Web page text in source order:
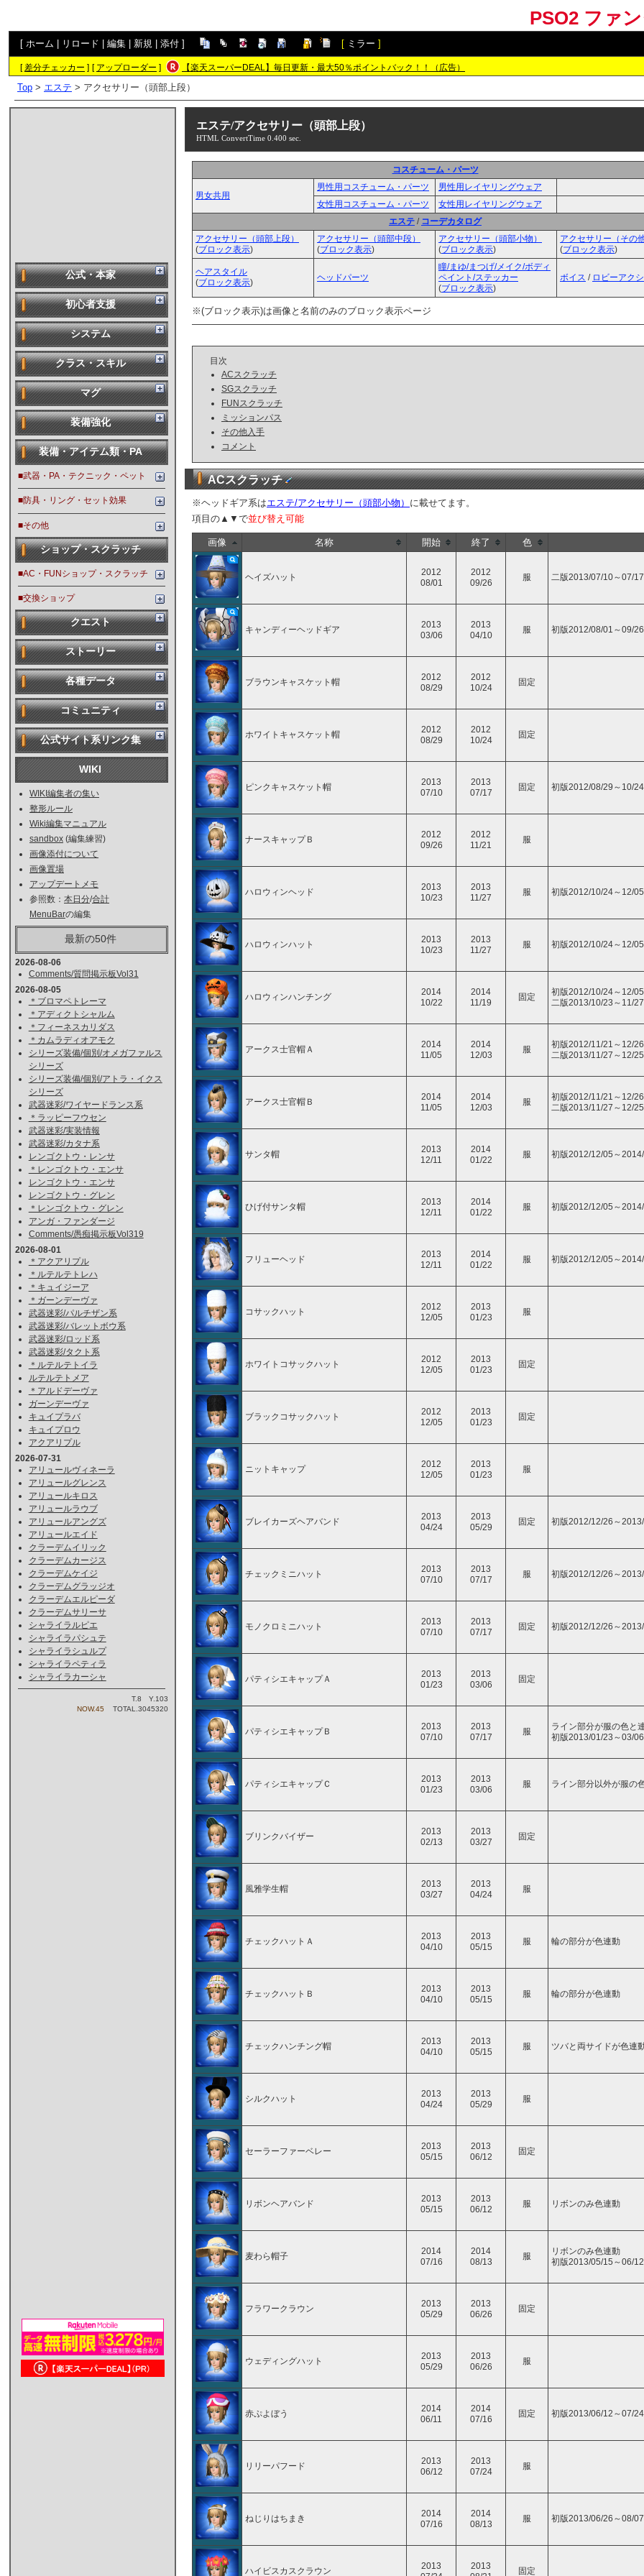
PSO2 ファ
[ ホーム リロード 編集 新規 添付 ] [ ミラー ]
[差分チェッカー ] [ アップローダー ] 【楽天スーパーDEAL】毎日更新・最大50％ポイントバック！！（広告）
Top > エステ > アクセサリー（頭部上段）
公式・本家
初心者支援
システム
クラス・スキル
マグ
装備強化
装備・アイテム類・PA
■武器・PA・テクニック・ペット
■防具・リング・セット効果
■その他
ショップ・スクラッチ
■AC・FUNショップ・スクラッチ
■交換ショップ
クエスト
ストーリー
各種データ
コミュニティ
公式サイト系リンク集
WIKI
WIKI編集者の集い
整形ルール
Wiki編集マニュアル
sandbox (編集練習)
画像添付について
画像置場
アップデートメモ
参照数： 本日分/合計
MenuBarの編集
最新の50件
2026-08-06
Comments/質問掲示板Vol31
2026-08-05
＊ブロマペトレーマ
＊アディクトシャルム
＊フィーネスカリダス
＊カムラディオアモク
シリーズ装備/個別/オメガファルス
シリーズ
シリーズ装備/個別/アトラ・イクス
シリーズ
武器迷彩/ワイヤードランス系
＊ラッピーフウセン
武器迷彩/実装情報
武器迷彩/カタナ系
レンゴクトウ・レンサ
＊レンゴクトウ・エンサ
レンゴクトウ・エンサ
レンゴクトウ・グレン
＊レンゴクトウ・グレン
アンガ・ファンダージ
Comments/愚痴掲示板Vol319
2026-08-01
＊アクアリプル
＊ルテルテトレハ
＊キュイジーア
＊ガーンデーヴァ
武器迷彩/パルチザン系
武器迷彩/バレットボウ系
武器迷彩/ロッド系
武器迷彩/タクト系
＊ルテルテトイラ
ルテルテトメア
＊アルドデーヴァ
ガーンデーヴァ
キュイプラバ
キュイプロウ
アクアリプル
2026-07-31
アリュールヴィネーラ
アリュールグレンス
アリュールキロス
アリュールラウブ
アリュールアングズ
アリュールエイド
クラーデムイリック
クラーデムカージス
クラーデムケイジ
クラーデムグラッジオ
クラーデムエルピーダ
クラーデムサリーサ
シャライラルピエ
シャライラパシュテ
シャライラシュルプ
シャライラペティラ
シャライラカーシャ
T.8 Y.103
NOW.45
TOTAL.3045320
エステ/アクセサリー（頭部上段）
HTML ConvertTime 0.400 sec.
コスチューム・パーツ
男女共用
男性用コスチューム・パーツ
男性用レイヤリングウェア
女性用コスチューム・パーツ
女性用レイヤリングウェア
エステ / コーデカタログ
アクセサリー（頭部上段）
(ブロック表示)
アクセサリー（頭部中段）
(ブロック表示)
アクセサリー（頭部小物）
(ブロック表示)
アクセサリー（その
(ブロック表示)
ヘアスタイル
(ブロック表示) ヘッドパーツ
瞳/まゆ/まつげ/メイク/ボディ
ペイント/ステッカー
(ブロック表示)
ボイス / ロビーアク
※(ブロック表示)は画像と名前のみのブロック表示ページ
目次
ACスクラッチ
SGスクラッチ
FUNスクラッチ
ミッションパス
その他入手
コメント
ACスクラッチ
※ヘッドギア系はエステ/アクセサリー（頭部小物） に載せてます。
項目の▲▼で並び替え可能
画像 名称 開始 終了 色
ヘイズハット
2012
08/01
2012
09/26
服 二版2013/07/10～07/17
キャンディーヘッドギア
2013
03/06
2013
04/10
服 初版2012/08/01～09/26
ブラウンキャスケット帽
2012
08/29
2012
10/24
固定
ホワイトキャスケット帽
2012
08/29
2012
10/24
固定
ピンクキャスケット帽
2013
07/10
2013
07/17
固定 初版2012/08/29～10/24
ナースキャップＢ
2012
09/26
2012
11/21
服
ハロウィンヘッド
2013
10/23
2013
11/27
服 初版2012/10/24～12/05
ハロウィンハット
2013
10/23
2013
11/27
服 初版2012/10/24～12/05
ハロウィンハンチング
2014
10/22
2014
11/19
固定
初版2012/10/24～12/05
二版2013/10/23～11/27
アークス士官帽Ａ
2014
11/05
2014
12/03
服
初版2012/11/21～12/26
二版2013/11/27～12/25
アークス士官帽Ｂ
2014
11/05
2014
12/03
服
初版2012/11/21～12/26
二版2013/11/27～12/25
サンタ帽
2013
12/11
2014
01/22
服 初版2012/12/05～
ひげ付サンタ帽
2013
12/11
2014
01/22
服 初版2012/12/05～
フリューヘッド
2013
12/11
2014
01/22
服 初版2012/12/05～
コサックハット
2012
12/05
2013
01/23
服
ホワイトコサックハット
2012
12/05
2013
01/23
固定
ブラックコサックハット
2012
12/05
2013
01/23
固定
ニットキャップ
2012
12/05
2013
01/23
服
ブレイカーズヘアバンド
2013
04/24
2013
05/29
固定 初版2012/12/26～
チェックミニハット
2013
07/10
2013
07/17
服 初版2012/12/26～
モノクロミニハット
2013
07/10
2013
07/17
固定 初版2012/12/26～
パティシエキャップＡ
2013
01/23
2013
03/06
固定
パティシエキャップＢ
2013
07/10
2013
07/17
服
ライン部分が服の色と
初版2013/01/23～03/06
パティシエキャップＣ
2013
01/23
2013
03/06
服 ライン部分以外が服の
ブリンクバイザー
2013
02/13
2013
03/27
固定
風雅学生帽
2013
03/27
2013
04/24
服
チェックハットＡ
2013
04/10
2013
05/15
服 輪の部分が色連動
チェックハットＢ
2013
04/10
2013
05/15
服 輪の部分が色連動
チェックハンチング帽
2013
04/10
2013
05/15
服 ツバと両サイドが色連
シルクハット
2013
04/24
2013
05/29
服
セーラーファーベレー
2013
05/15
2013
06/12
固定
リボンヘアバンド
2013
05/15
2013
06/12
服 リボンのみ色連動
麦わら帽子
2014
07/16
2014
08/13
服
リボンのみ色連動
初版2013/05/15～06/12
フラワークラウン
2013
05/29
2013
06/26
固定
ウェディングハット
2013
05/29
2013
06/26
服
赤ぷよぼう
2014
06/11
2014
07/16
固定 初版2013/06/12～07/24
リリーパフード
2013
06/12
2013
07/24
服
ねじりはちまき
2014
07/16
2014
08/13
服 初版2013/06/26～08/07
ハイビスカスクラウン
2013
2013
固定